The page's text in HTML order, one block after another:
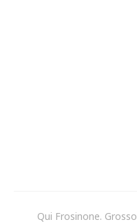
Qui Frosinone. Grosso